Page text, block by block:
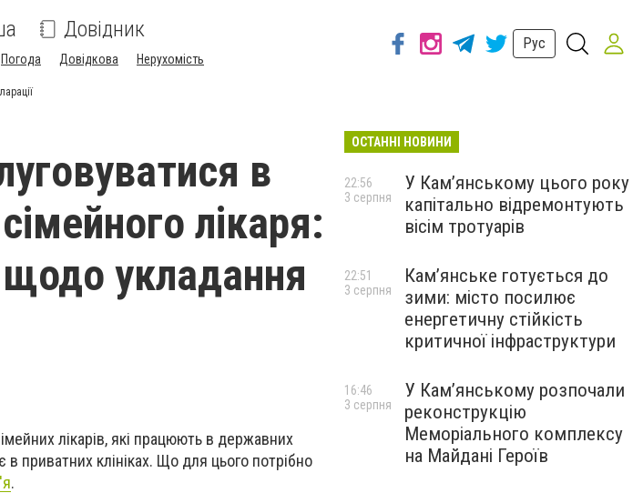
Довідник
Погода Довідкова Нерухомість
Рус
в
лікаря:
щодо укладання
лікарів, які працюють в державних
приватних клініках. Що для цього потрібно
.
ОСТАННІ НОВИНИ
У Кам’янському цього року
капітально відремонтують
вісім тротуарів
22:56
3 серпня
Кам’янське готується до
зими: місто посилює
енергетичну стійкість
критичної інфраструктури
22:51
3 серпня
У Кам’янському розпочали
реконструкцію
Меморіального комплексу
на Майдані Героїв
16:46
3 серпня